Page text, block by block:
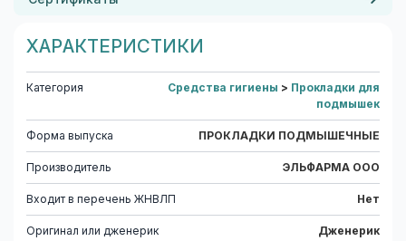
ХАРАКТЕРИСТИКИ
Категория Средства гигиены > Прокладки для
подмышек
Форма выпуска ПРОКЛАДКИ ПОДМЫШЕЧНЫЕ
Производитель ЭЛЬФАРМА ООО
Входит в перечень ЖНВЛП Нет
Оригинал или дженерик Дженерик